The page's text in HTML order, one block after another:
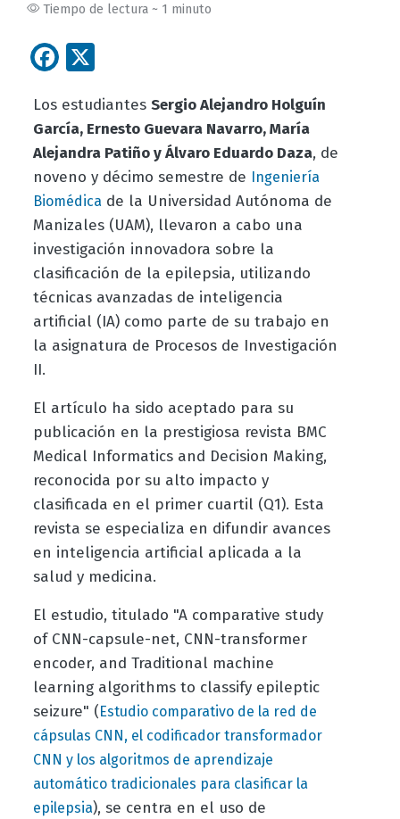
Tiempo de lectura ~ 1 minuto
Facebook
Los estudiantes Sergio Alejandro Holguín
García, Ernesto Guevara Navarro, María
Alejandra Patiño y Álvaro Eduardo Daza, de
noveno y décimo semestre de Ingeniería
Biomédicade la Universidad Autónoma de
Manizales (UAM), llevaron a cabo una
investigación innovadora sobre la
clasificación de la epilepsia, utilizando
técnicas avanzadas de inteligencia
artificial (IA) como parte de su trabajo en
la asignatura de Procesos de Investigación
II.
El artículo ha sido aceptado para su
publicación en la prestigiosa revista BMC
Medical Informatics and Decision Making,
reconocida por su alto impacto y
clasificada en el primer cuartil (Q1). Esta
revista se especializa en difundir avances
en inteligencia artificial aplicada a la
salud y medicina.
El estudio, titulado "A comparative study
of CNN-capsule-net, CNN-transformer
encoder, and Traditional machine
learning algorithms to classify epileptic
seizure" (Estudio comparativo de la red de
cápsulas CNN, el codificador transformador
CNN y los algoritmos de aprendizaje
automático tradicionales para clasificar la
epilepsia), se centra en el uso de